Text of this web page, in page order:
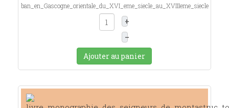
ban_en_Gascogne_orientale_du_XVI_eme_siecle_au_XVIIIeme_siecle
+
–
Ajouter au panier